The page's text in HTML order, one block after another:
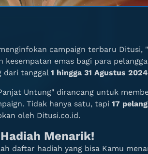
campaign terbaru Ditusi,
kesempatan emas bagi para
dari tanggal 1 hingga 31 Agustus 2024
Untung" dirancang untuk
Tidak hanya satu, tapi 17
oleh Ditusi.co.id.
Menarik!
daftar hadiah yang bisa Kamu